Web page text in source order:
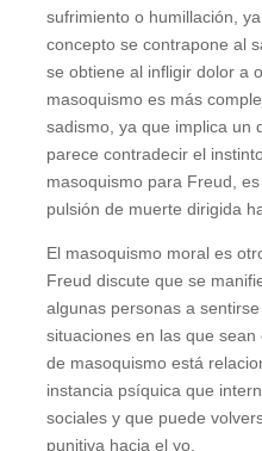
sufrimiento o humillación,
concepto se contrapone al
se obtiene al infligir dolor a
masoquismo es más
sadismo, ya que implica un
parece contradecir el
masoquismo para Freud,
pulsión de muerte dirigida
El masoquismo moral es
Freud discute que se
algunas personas a
situaciones en las que
de masoquismo está
instancia psíquica que
sociales y que puede
punitiva hacia el yo.